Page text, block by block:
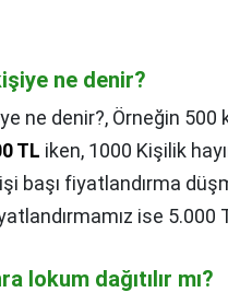
ne denir?
ne denir?, Örneğin 500
TL iken, 1000 Kişilik
başı fiyatlandırma
ise 5.000
lokum dağıtılır mı?